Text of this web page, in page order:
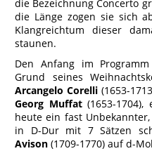
die Bezeichnung Concerto
die Länge zogen sie sich
Klangreichtum dieser
staunen.
Den Anfang im
Grund seines
Arcangelo Corelli (1653-
Georg Muffat(1653-1704),
heute ein fast
in D-Dur mit 7 Sätzen
Avison (1709-1770) auf d-